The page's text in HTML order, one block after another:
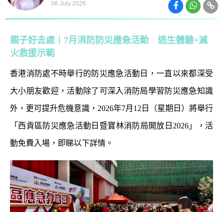
06 July 2026
親子好去處｜7月消防防災應急活動 逃生體驗+滅
火救援示範
香港消防處不時舉行的防災應急活動日，一直以來都深受
大小朋友歡迎，活動除了可深入消防局學習防災應急知識
外，更可提升危機意識，2026年7月12日（星期日）將舉行
「西貢區防災應急活動日暨寶林消防局開放日2026」，活
動免費入場，即睇以下詳情。